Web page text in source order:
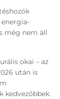
még nem áll
okai – az
után is
kedvezőbbek.